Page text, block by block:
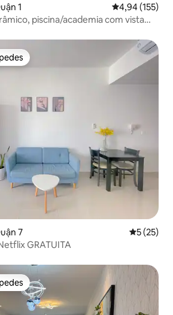
1 Classificação
4,94 (155)
piscina/academia com vista
mais apreciados
7
5 (25)
GRATUITA
mais apreciados